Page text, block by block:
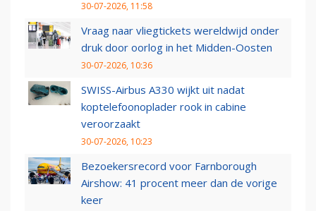
30-07-2026, 11:58
Vraag naar vliegtickets wereldwijd onder
druk door oorlog in het Midden-Oosten
30-07-2026, 10:36
SWISS-Airbus A330 wijkt uit nadat
koptelefoonoplader rook in cabine
veroorzaakt
30-07-2026, 10:23
Bezoekersrecord voor Farnborough
Airshow: 41 procent meer dan de vorige
keer